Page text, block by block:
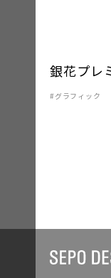
銀花プレ
グラフィック